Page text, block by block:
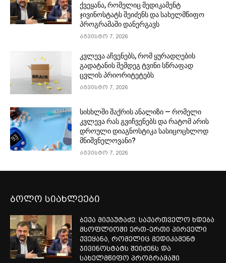
ქვეყანა, რომელიც მედიკამენტ
ჯივინოსტატს შეიძენს და სახელმწიფო
პროგრამაში დანერგავს
აგვისტო 7, 2026
კვლევა აჩვენებს, რომ ყურადღების
გადატანის შემდეგ ტვინი სწრაფად
ცვლის პრიორიტეტებს
აგვისტო 7, 2026
სისხლში შაქრის ანალიზი — რომელი
კვლევა რას გვიჩვენებს და რატომ არის
დროული დიაგნოსტიკა სასიცოცხლოდ
მნიშვნელოვანი?
აგვისტო 7, 2026
ბოლო სიახლეები
ბექა მიქაუტაძე: საქართველო ხდება
მსოფლიოში ერთ-ერთი პირველი
ქვეყანა, რომელიც მედიკამენტ
ჯივინოსტატს შეიძენს და
სახელმწიფო პროგრამაში